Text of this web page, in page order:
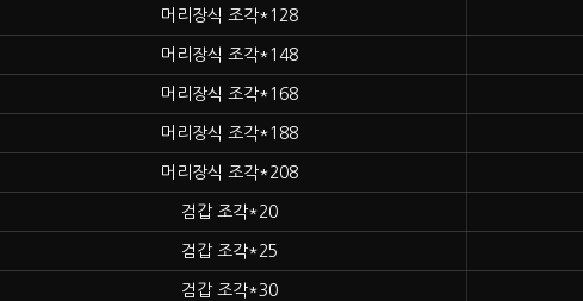
머리장식 조각*128
머리장식 조각*148
머리장식 조각*168
머리장식 조각*188
머리장식 조각*208
검갑 조각*20
검갑 조각*25
검갑 조각*30